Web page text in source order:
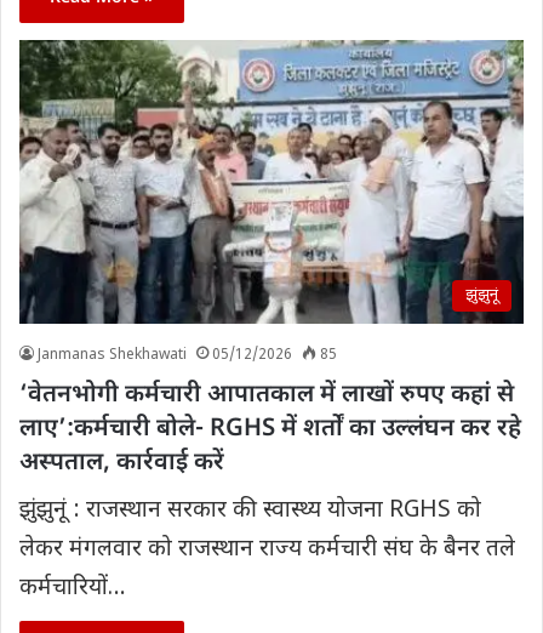
झुंझुनूं
Janmanas Shekhawati 05/12/2026 85
‘वेतनभोगी कर्मचारी आपातकाल में लाखों रुपए कहां से
लाए’:कर्मचारी बोले- RGHS में शर्तों का उल्लंघन कर रहे
अस्पताल, कार्रवाई करें
झुंझुनूं : राजस्थान सरकार की स्वास्थ्य योजना RGHS को
लेकर मंगलवार को राजस्थान राज्य कर्मचारी संघ के बैनर तले
कर्मचारियों…